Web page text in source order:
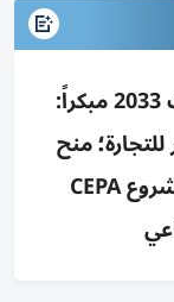
الإمارات تُنجز مستهدفات شراكات 2033 مبكراً:
مليار) و735 مليار للتجارة؛ منح
«علامة الجاهزية للمستقبل» لمشروع CEPA